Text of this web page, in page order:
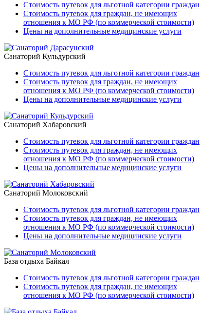
Стоимость путевок для льготной категории граждан
Стоимость путевок для граждан, не имеющих
отношения к МО РФ (по коммерческой стоимости)
Цены на дополнительные медицинские услуги
Санаторий Кульдурский
Стоимость путевок для льготной категории граждан
Стоимость путевок для граждан, не имеющих
отношения к МО РФ (по коммерческой стоимости)
Цены на дополнительные медицинские услуги
Санаторий Хабаровский
Стоимость путевок для льготной категории граждан
Стоимость путевок для граждан, не имеющих
отношения к МО РФ (по коммерческой стоимости)
Цены на дополнительные медицинские услуги
Санаторий Молоковский
Стоимость путевок для льготной категории граждан
Стоимость путевок для граждан, не имеющих
отношения к МО РФ (по коммерческой стоимости)
Цены на дополнительные медицинские услуги
База отдыха Байкал
Стоимость путевок для льготной категории граждан
Стоимость путевок для граждан, не имеющих
отношения к МО РФ (по коммерческой стоимости)